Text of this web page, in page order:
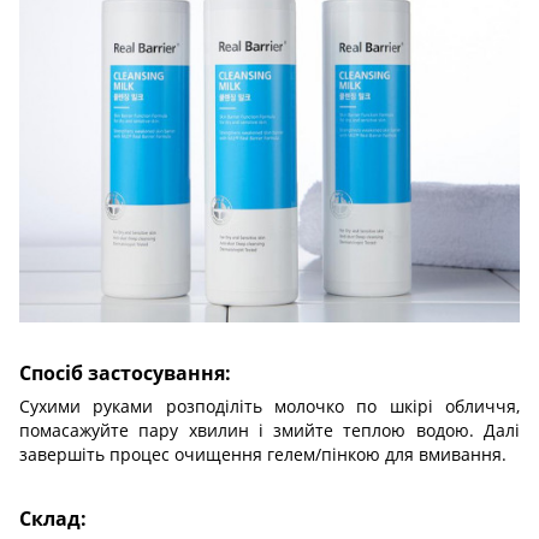
Спосіб застосування:
Сухими руками розподіліть молочко по шкірі обличчя,
помасажуйте пару хвилин і змийте теплою водою. Далі
завершіть процес очищення гелем/пінкою для вмивання.
Склад: